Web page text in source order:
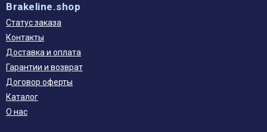
Brakeline.shop
Статус заказа
Контакты
Доставка и оплата
Гарантии и возврат
Договор оферты
Каталог
О нас